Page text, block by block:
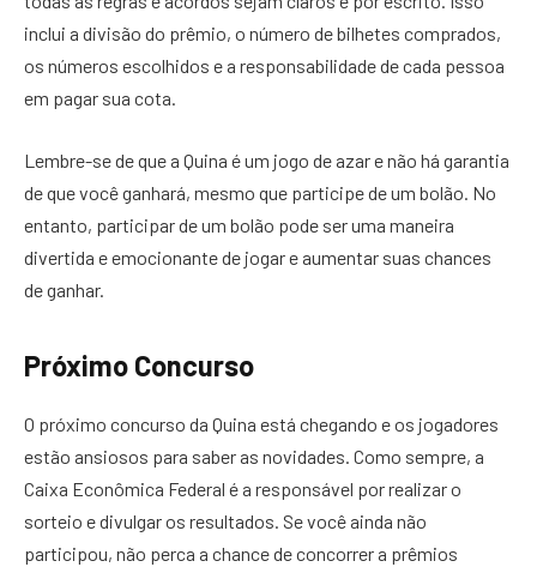
inclui a divisão do prêmio, o número de bilhetes comprados,
os números escolhidos e a responsabilidade de cada pessoa
em pagar sua cota.
Lembre-se de que a Quina é um jogo de azar e não há garantia
de que você ganhará, mesmo que participe de um bolão. No
entanto, participar de um bolão pode ser uma maneira
divertida e emocionante de jogar e aumentar suas chances
de ganhar.
Próximo Concurso
O próximo concurso da Quina está chegando e os jogadores
estão ansiosos para saber as novidades. Como sempre, a
Caixa Econômica Federal é a responsável por realizar o
sorteio e divulgar os resultados. Se você ainda não
participou, não perca a chance de concorrer a prêmios